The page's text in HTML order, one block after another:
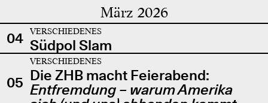
März 2026
04 VERSCHIEDENES
Südpol Slam
05
VERSCHIEDENES
Die ZHB macht Feierabend:
Entfremdung – warum Amerika